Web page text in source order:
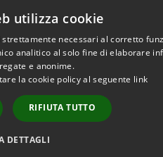
Dichiarazione di accessibilità
Copyright © 2026 •
utilizza cookie
necessari al corretto
analitico al solo fine di elaborare
e anonime.
la cookie policy al seguente link
RIFIUTA TUTTO
DETTAGLI